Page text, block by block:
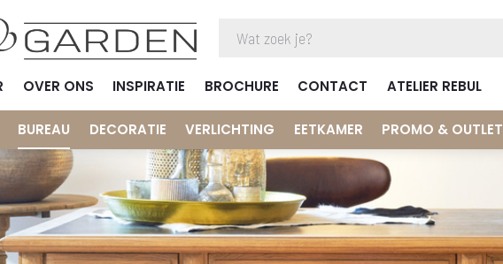
OVER ONS INSPIRATIE BROCHURE CONTACT ATELIER REBUL
BUREAU DECORATIE VERLICHTING EETKAMER PROMO & OUTLET